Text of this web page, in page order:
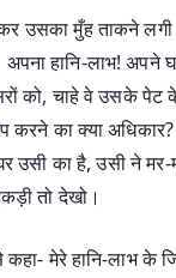
उसका मुँह ताकने
हानि-लाभ! अपने
को, चाहे वे उसके पेट
करने का क्या
उसी का है, उसी ने
तो देखो।
मेरे हानि-लाभ के